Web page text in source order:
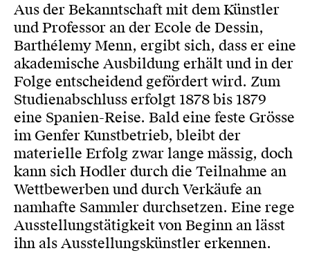
Aus der Bekanntschaft mit dem Künstler
und Professor an der Ecole de Dessin,
Barthélemy Menn, ergibt sich, dass er eine
akademische Ausbildung erhält und in der
Folge entscheidend gefördert wird. Zum
Studienabschluss erfolgt 1878 bis 1879
eine Spanien-Reise. Bald eine feste Grösse
im Genfer Kunstbetrieb, bleibt der
materielle Erfolg zwar lange mässig, doch
kann sich Hodler durch die Teilnahme an
Wettbewerben und durch Verkäufe an
namhafte Sammler durchsetzen. Eine rege
Ausstellungstätigkeit von Beginn an lässt
ihn als Ausstellungskünstler erkennen.